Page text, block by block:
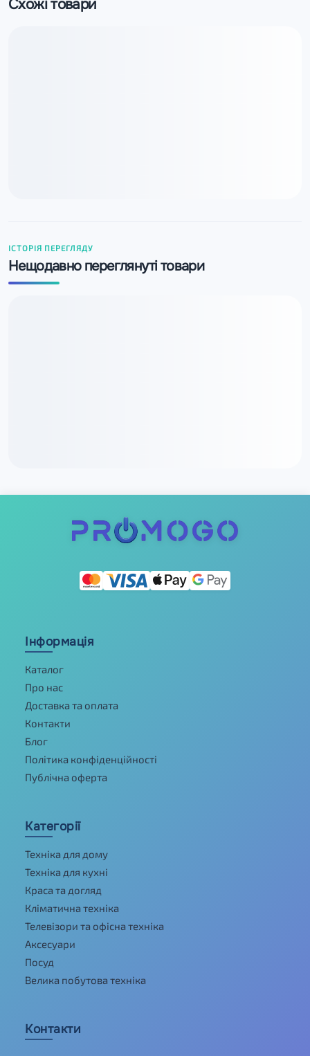
Схожі товари
ІСТОРІЯ ПЕРЕГЛЯДУ
Нещодавно переглянуті товари
Інформація
Каталог
Про нас
Доставка та оплата
Контакти
Блог
Політика конфіденційності
Публічна оферта
Категорії
Техніка для дому
Техніка для кухні
Краса та догляд
Кліматична техніка
Телевізори та офісна техніка
Аксесуари
Посуд
Велика побутова техніка
Контакти